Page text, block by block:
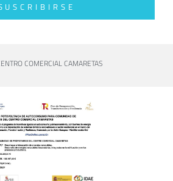
COMERCIAL CAMARETAS